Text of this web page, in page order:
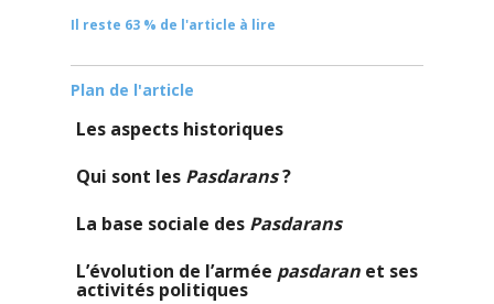
Il reste 63 % de l'article à lire
Plan de l'article
Les aspects historiques
Qui sont les Pasdarans?
La base sociale des Pasdarans
L’évolution de l’armée pasdaran et ses
activités politiques